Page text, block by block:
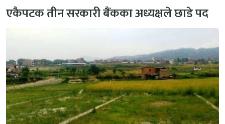
एकैपटक तीन सरकारी बैंकका अध्यक्षले छाडे पद